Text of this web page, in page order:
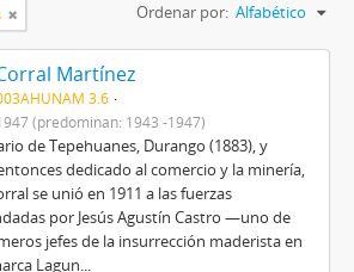
Ordenar por: Alfabético
Martínez
3.6
(predominan: 1943 -1947)
de Tepehuanes, Durango (1883), y
dedicado al comercio y la minería,
se unió en 1911 a las fuerzas
por Jesús Agustín Castro —uno de
jefes de la insurrección maderista en
Lagun...